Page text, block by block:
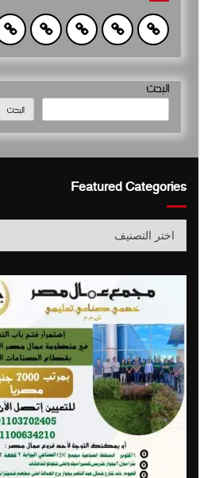
البحث
البحث
Featured Categories
Featured
Categories